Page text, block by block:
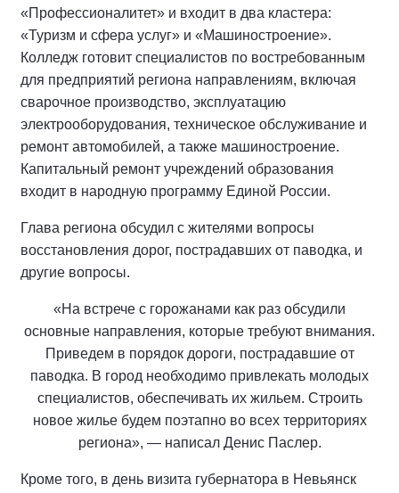
«Профессионалитет» и входит в два кластера:
«Туризм и сфера услуг» и «Машиностроение».
Колледж готовит специалистов по востребованным
для предприятий региона направлениям, включая
сварочное производство, эксплуатацию
электрооборудования, техническое обслуживание и
ремонт автомобилей, а также машиностроение.
Капитальный ремонт учреждений образования
входит в народную программу Единой России.
Глава региона обсудил с жителями вопросы
восстановления дорог, пострадавших от паводка, и
другие вопросы.
«На встрече с горожанами как раз обсудили
основные направления, которые требуют внимания.
Приведем в порядок дороги, пострадавшие от
паводка. В город необходимо привлекать молодых
специалистов, обеспечивать их жильем. Строить
новое жилье будем поэтапно во всех территориях
региона», — написал Денис Паслер.
Кроме того, в день визита губернатора в Невьянск